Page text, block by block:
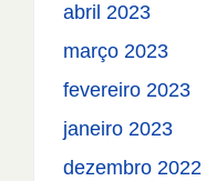
abril 2023
março 2023
fevereiro 2023
janeiro 2023
dezembro 2022